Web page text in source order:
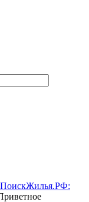
ПоискЖилья.РФ: